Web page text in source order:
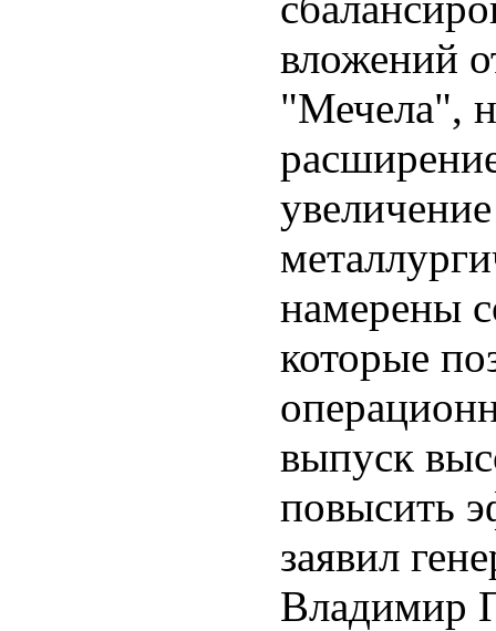
вложений
"Мечела",
намерены
которые
выпуск
повысить
заявил
Владимир